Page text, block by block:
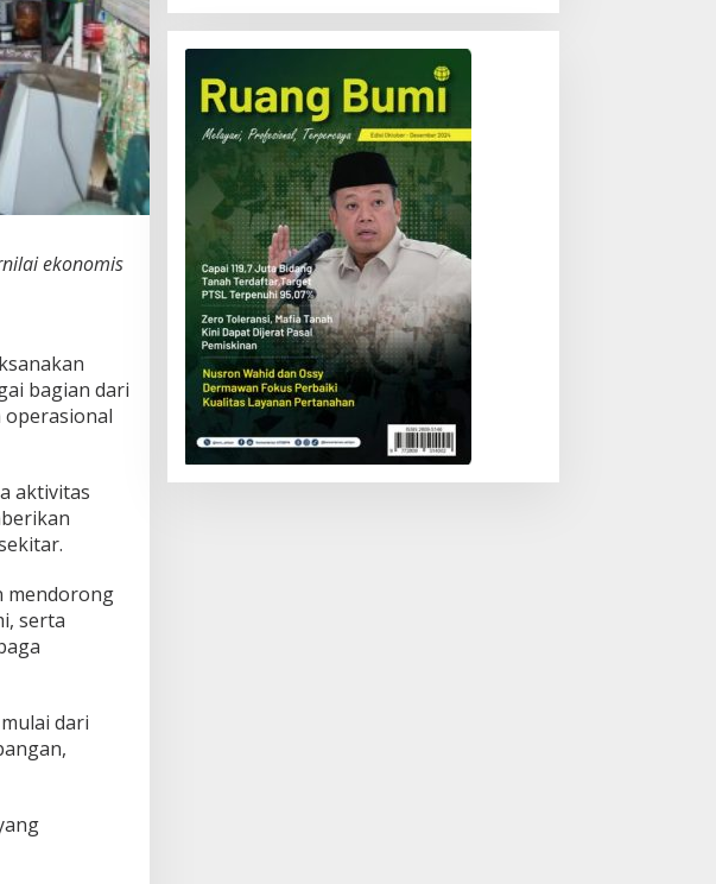
ekonomis
bagian dari
operasional
aktivitas
mendorong
serta
dari